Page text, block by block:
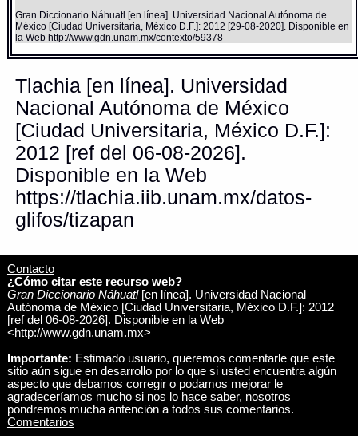
Gran Diccionario Náhuatl [en línea]. Universidad Nacional Autónoma de
México [Ciudad Universitaria, México D.F.]: 2012 [29-08-2020]. Disponible en
la Web http://www.gdn.unam.mx/contexto/59378
Tlachia [en línea]. Universidad
Nacional Autónoma de México
[Ciudad Universitaria, México D.F.]:
2012 [ref del 06-08-2026].
Disponible en la Web
https://tlachia.iib.unam.mx/datos-
glifos/tizapan
Contacto
¿Cómo citar este recurso web?
Gran Diccionario Náhuatl[en línea]. Universidad Nacional
Autónoma de México [Ciudad Universitaria, México D.F.]: 2012
[ref del 06-08-2026]. Disponible en la Web
<http://www.gdn.unam.mx>
Importante: Estimado usuario, queremos comentarle que este
sitio aún sigue en desarrollo por lo que si usted encuentra algún
aspecto que debamos corregir o podamos mejorar le
agradeceríamos mucho si nos lo hace saber, nosotros
pondremos mucha antención a todos sus comentarios.
Comentarios